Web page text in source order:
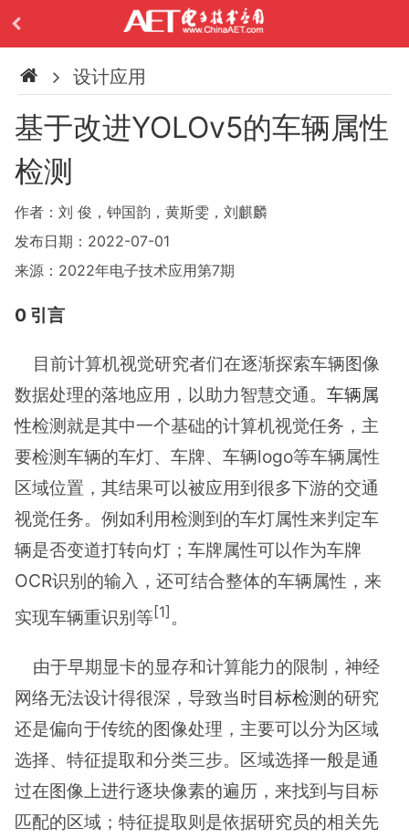
设计应用
基于改进YOLOv5的车辆属性
检测
作者：刘 俊，钟国韵，黄斯雯，刘麒麟
发布日期：2022-07-01
来源：2022年电子技术应用第7期
0 引言
目前计算机视觉研究者们在逐渐探索车辆图像
数据处理的落地应用，以助力智慧交通。 车辆属
性检测就是其中一个基础的计算机视觉任务，主
要检测车辆的车灯、车牌、车辆logo等车辆属性
区域位置，其结果可以被应用到很多下游的交通
视觉任务。例如利用检测到的车灯属性来判定车
辆是否变道打转向灯；车牌属性可以作为车牌
OCR识别的输入，还可结合整体的车辆属性，来
实现车辆重识别等[1] 。
由于早期显卡的显存和计算能力的限制，神经
网络无法设计得很深，导致当时目标检测的研究
还是偏向于传统的图像处理，主要可以分为区域
选择、特征提取和分类三步。区域选择一般是通
过在图像上进行逐块像素的遍历，来找到与目标
匹配的区域；特征提取则是依据研究员的相关先